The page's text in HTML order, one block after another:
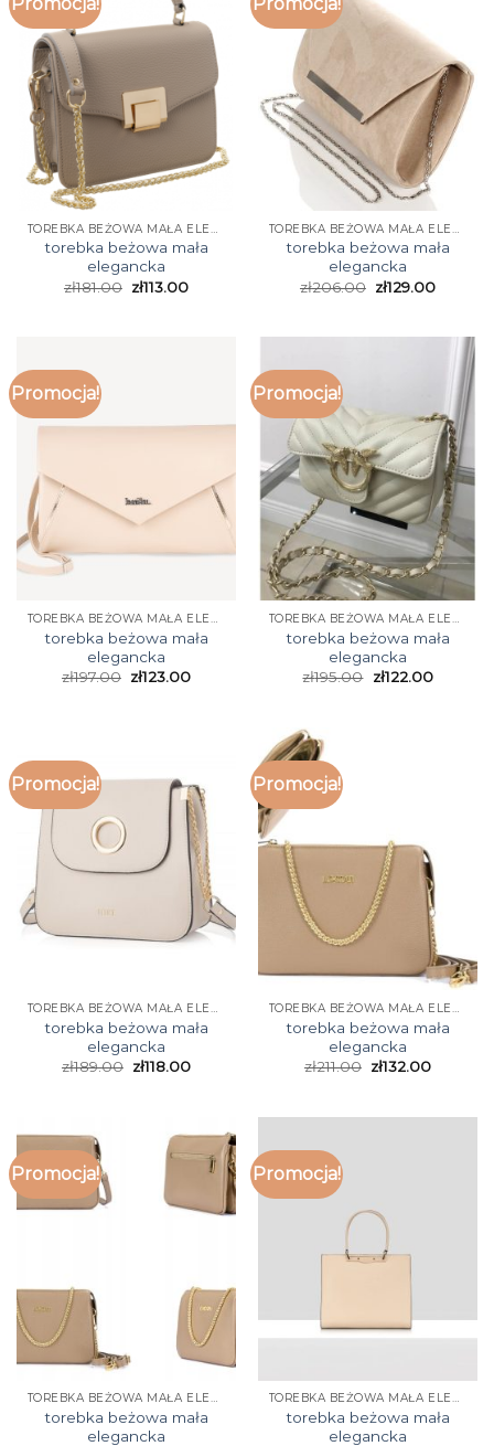
TOREBKA BEŻOWA MAŁA ELEGANCKA
torebka beżowa mała
elegancka
zł181.00 zł113.00
TOREBKA BEŻOWA MAŁA ELEGANCKA
torebka beżowa mała
elegancka
zł206.00 zł129.00
Promocja!
TOREBKA BEŻOWA MAŁA ELEGANCKA
torebka beżowa mała
elegancka
zł197.00 zł123.00
Promocja!
TOREBKA BEŻOWA MAŁA ELEGANCKA
torebka beżowa mała
elegancka
zł195.00 zł122.00
Promocja!
TOREBKA BEŻOWA MAŁA ELEGANCKA
torebka beżowa mała
elegancka
zł189.00 zł118.00
Promocja!
TOREBKA BEŻOWA MAŁA ELEGANCKA
torebka beżowa mała
elegancka
zł211.00 zł132.00
Promocja!
TOREBKA BEŻOWA MAŁA ELEGANCKA
torebka beżowa mała
elegancka
Promocja!
TOREBKA BEŻOWA MAŁA ELEGANCKA
torebka beżowa mała
elegancka